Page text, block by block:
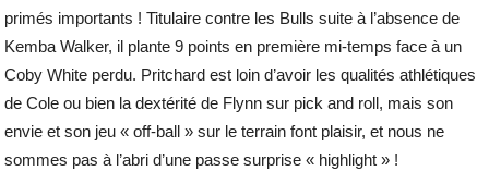
primés importants ! Titulaire contre les Bulls suite à l’absence de
Kemba Walker, il plante 9 points en première mi-temps face à un
Coby White perdu. Pritchard est loin d’avoir les qualités athlétiques
de Cole ou bien la dextérité de Flynn sur pick and roll, mais son
envie et son jeu « off-ball » sur le terrain font plaisir, et nous ne
sommes pas à l’abri d’une passe surprise « highlight » !